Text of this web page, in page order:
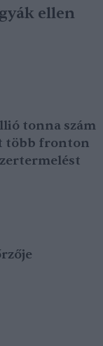
ellen
tonna szám
több fronton